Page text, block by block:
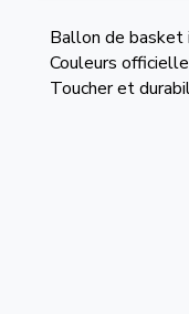
Ballon de
Couleurs
Toucher et